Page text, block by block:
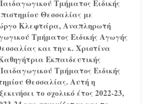
Τμήματος Ειδικής
Θεσσαλίας με
Κλεφτάρα, Αναπληρωτή
Τμήματος Ειδικής Αγωγής
και την κ. Χριστίνα
Εκπαιδευτικής
Τμήματος Ειδικής
Θεσσαλίας. Αυτή η
το σχολικό έτος 2022-23,